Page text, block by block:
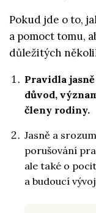
Pokud jde o to,
a pomoct tomu,
důležitých
Pravidla
důvod,
členy rodiny.
Jasně a
porušování
ale také o
a budoucí